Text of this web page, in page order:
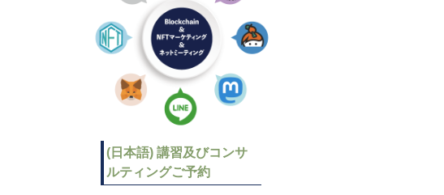
(日本語) 講習及びコンサ
ルティングご予約